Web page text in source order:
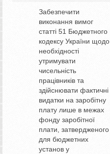
Забезпечити
виконання вимог
статті 51 Бюджетного
кодексу України щодо
необхідності
утримувати
чисельність
працівників та
здійснювати фактичні
видатки на заробітну
плату лише в межах
фонду заробітної
плати, затвердженого
для бюджетних
установ у